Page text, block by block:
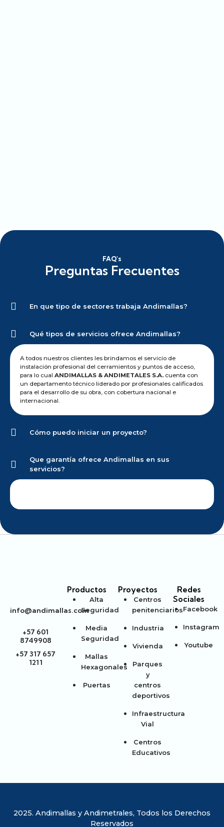
FAQ's
Preguntas Frecuentes
En que tipo de sectores trabaja Andimallas?
Qué tipos de servicios ofrece Andimallas?
A todos nuestros clientes les brindamos el servicio de
instalación profesional del cerramientos y puntos de acceso,
para lo cual ANDIMALLAS & ANDIMETALES S.A. cuenta con
un departamento técnico liderado por profesionales calificados
para el desarrollo de su obra, con cobertura nacional e
internacional.
Cómo puedo iniciar un proyecto?
Que garantía ofrece Andimallas en sus
servicios?
info@andimallas.com
+57 601
8749908
+57 317 657
1211
Productos
Alta
Seguridad
Media
Seguridad
Mallas
Hexagonales
Puertas
Proyectos
Centros
penitenciarios
Industria
Vivienda
Parques
y
centros
deportivos
Infraestructura
Vial
Centros
Educativos
Redes
Sociales
Facebook
Instagram
Youtube
2025. Andimallas y Andimetrales, Todos los Derechos
Reservados